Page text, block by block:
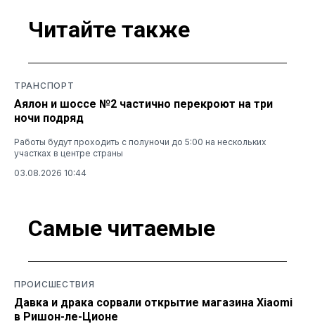
Читайте также
ТРАНСПОРТ
Аялон и шоссе №2 частично перекроют на три
ночи подряд
Работы будут проходить с полуночи до 5:00 на нескольких
участках в центре страны
03.08.2026 10:44
Самые читаемые
ПРОИСШЕСТВИЯ
Давка и драка сорвали открытие магазина Xiaomi
в Ришон-ле-Ционе